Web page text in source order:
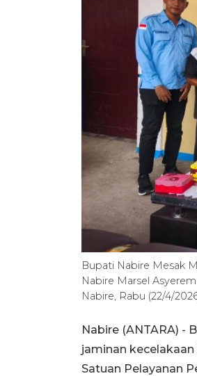
Bupati Nabire Mesak
Nabire Marsel
Nabire, Rabu (22/4/
Nabire (ANTARA) -
jaminan kecelakaan
Satuan Pelayanan